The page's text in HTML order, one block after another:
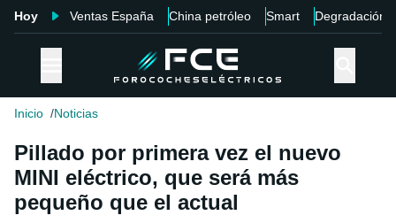
Hoy Ventas España China petróleo Smart Degradación
Inicio Noticias
Pillado por primera vez el nuevo
MINI eléctrico, que será más
pequeño que el actual